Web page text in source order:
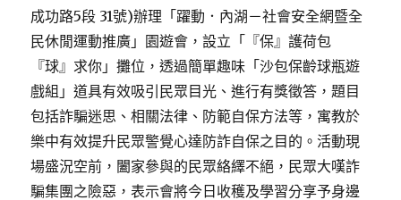
成功路5段 31號)辦理「躍動．內湖－社會安全網暨全
民休閒運動推廣」園遊會，設立「『保』護荷包
『球』求你」攤位，透過簡單趣味「沙包保齡球瓶遊
戲組」道具有效吸引民眾目光、進行有獎徵答，題目
包括詐騙迷思、相關法律、防範自保方法等，寓教於
樂中有效提升民眾警覺心達防詐自保之目的。活動現
場盛況空前，闔家參與的民眾絡繹不絕，民眾大嘆詐
騙集團之險惡，表示會將今日收穫及學習分享予身邊